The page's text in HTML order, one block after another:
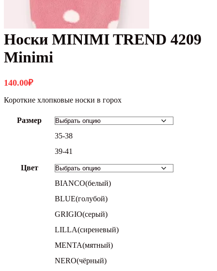
Носки MINIMI TREND 4209
Minimi
140.00₽
Короткие хлопковые носки в горох
Размер
35-38
39-41
Цвет
BIANCO(белый)
BLUE(голубой)
GRIGIO(серый)
LILLA(сиреневый)
MENTA(мятный)
NERO(чёрный)